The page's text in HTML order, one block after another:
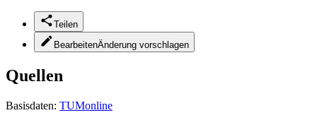
Teilen
BearbeitenÄnderung vorschlagen
Quellen
Basisdaten: TUMonline